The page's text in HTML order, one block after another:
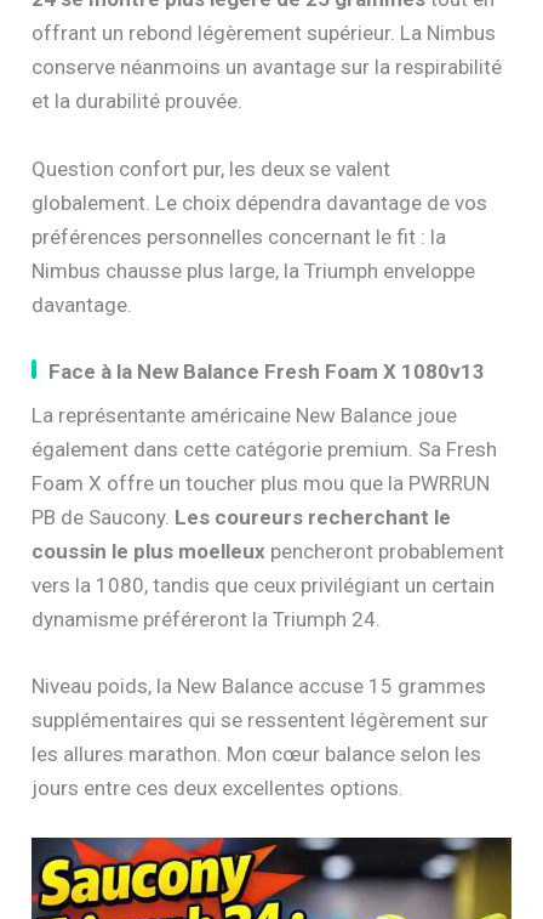
offrant un rebond légèrement supérieur. La Nimbus
conserve néanmoins un avantage sur la respirabilité
et la durabilité prouvée.
Question confort pur, les deux se valent
globalement. Le choix dépendra davantage de vos
préférences personnelles concernant le fit : la
Nimbus chausse plus large, la Triumph enveloppe
davantage.
Face à la New Balance Fresh Foam X 1080v13
La représentante américaine New Balance joue
également dans cette catégorie premium. Sa Fresh
Foam X offre un toucher plus mou que la PWRRUN
PB de Saucony. Les coureurs recherchant le
coussin le plus moelleux pencheront probablement
vers la 1080, tandis que ceux privilégiant un certain
dynamisme préféreront la Triumph 24.
Niveau poids, la New Balance accuse 15 grammes
supplémentaires qui se ressentent légèrement sur
les allures marathon. Mon cœur balance selon les
jours entre ces deux excellentes options.